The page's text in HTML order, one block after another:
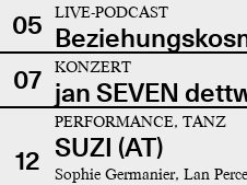
05 LIVE-PODCAST
07
KONZERT
jan SEVEN
12
PERFORMANCE, TANZ
SUZI (AT)
Sophie Germanier, Lan